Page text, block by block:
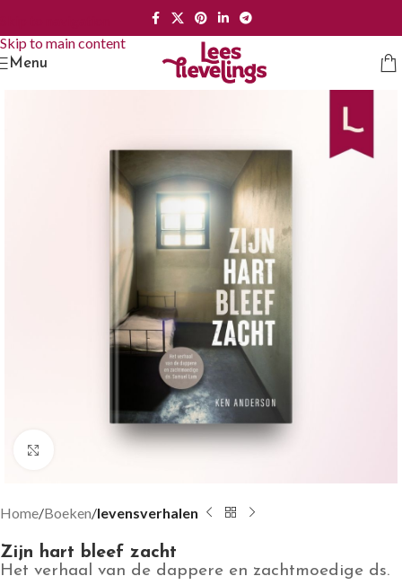
Skip to main content
Menu
Groter bekijken
Home Boeken levensverhalen
Zijn hart bleef zacht
Het verhaal van de dappere en zachtmoedige ds.